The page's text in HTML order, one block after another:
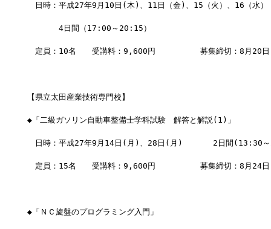
日時：平成27年9月10日(木)、11日（金)、15（火）、16（
4日間（17:00～20:15）
定員：10名　　受講料：9,600円　　      募集締切：8月20日
【県立太田産業技術専門校】
◆「二級ガソリン自動車整備士学科試験　解答と解説(1)」
日時：平成27年9月14日(月)、28日(月)  　　 2日間(13:30
定員：15名　　受講料：9,600円　　      募集締切：8月24
◆「ＮＣ旋盤のプログラミング入門」